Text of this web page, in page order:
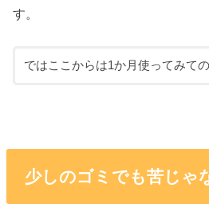
す。
ではここからは1か月使ってみて
少しのゴミでも苦じゃ